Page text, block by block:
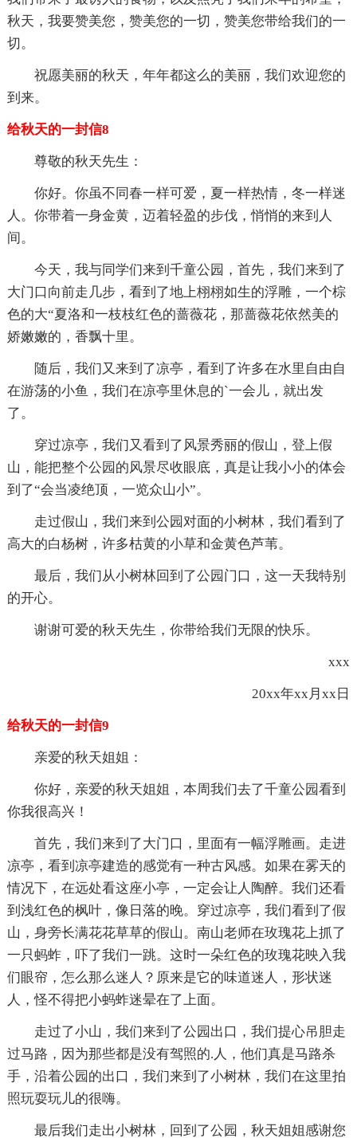
秋天，我要赞美您，赞美您的一切，赞美您带给我们的一
切。
祝愿美丽的秋天，年年都这么的美丽，我们欢迎您的
到来。
给秋天的一封信8
尊敬的秋天先生：
你好。你虽不同春一样可爱，夏一样热情，冬一样迷
人。你带着一身金黄，迈着轻盈的步伐，悄悄的来到人
间。
今天，我与同学们来到千童公园，首先，我们来到了
大门口向前走几步，看到了地上栩栩如生的浮雕，一个棕
色的大“夏洛和一枝枝红色的蔷薇花，那蔷薇花依然美的
娇嫩嫩的，香飘十里。
随后，我们又来到了凉亭，看到了许多在水里自由自
在游荡的小鱼，我们在凉亭里休息的`一会儿，就出发
了。
穿过凉亭，我们又看到了风景秀丽的假山，登上假
山，能把整个公园的风景尽收眼底，真是让我小小的体会
到了“会当凌绝顶，一览众山小”。
走过假山，我们来到公园对面的小树林，我们看到了
高大的白杨树，许多枯黄的小草和金黄色芦苇。
最后，我们从小树林回到了公园门口，这一天我特别
的开心。
谢谢可爱的秋天先生，你带给我们无限的快乐。
xxx
20xx年xx月xx日
给秋天的一封信9
亲爱的秋天姐姐：
你好，亲爱的秋天姐姐，本周我们去了千童公园看到
你我很高兴！
首先，我们来到了大门口，里面有一幅浮雕画。走进
凉亭，看到凉亭建造的感觉有一种古风感。如果在雾天的
情况下，在远处看这座小亭，一定会让人陶醉。我们还看
到浅红色的枫叶，像日落的晚。穿过凉亭，我们看到了假
山，身旁长满花花草草的假山。南山老师在玫瑰花上抓了
一只蚂蚱，吓了我们一跳。这时一朵红色的玫瑰花映入我
们眼帘，怎么那么迷人？原来是它的味道迷人，形状迷
人，怪不得把小蚂蚱迷晕在了上面。
走过了小山，我们来到了公园出口，我们提心吊胆走
过马路，因为那些都是没有驾照的.人，他们真是马路杀
手，沿着公园的出口，我们来到了小树林，我们在这里拍
照玩耍玩儿的很嗨。
最后我们走出小树林，回到了公园，秋天姐姐感谢您